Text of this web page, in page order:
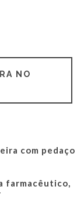
NO
com pedaço
farmacêutico,